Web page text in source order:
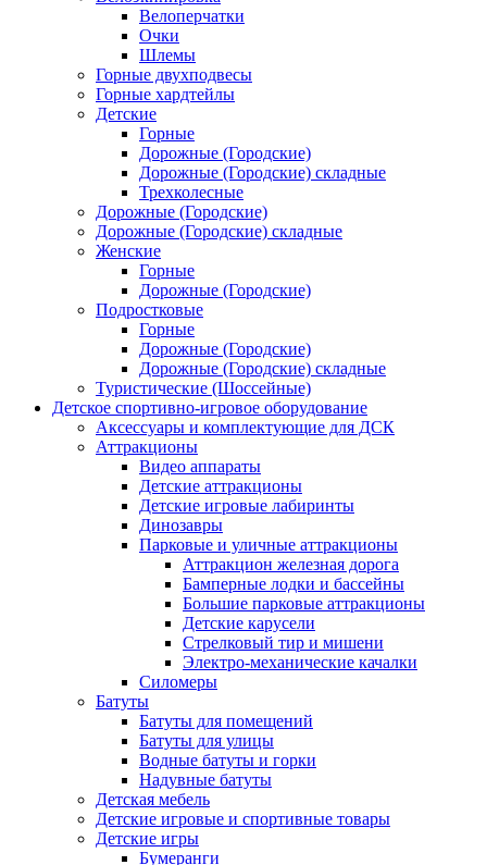
Велоперчатки
Очки
Шлемы
Горные двухподвесы
Горные хардтейлы
Детские
Горные
Дорожные (Городские)
Дорожные (Городские) складные
Трехколесные
Дорожные (Городские)
Дорожные (Городские) складные
Женские
Горные
Дорожные (Городские)
Подростковые
Горные
Дорожные (Городские)
Дорожные (Городские) складные
Туристические (Шоссейные)
Детское спортивно-игровое оборудование
Аксессуары и комплектующие для ДСК
Аттракционы
Видео аппараты
Детские аттракционы
Детские игровые лабиринты
Динозавры
Парковые и уличные аттракционы
Аттракцион железная дорога
Бамперные лодки и бассейны
Большие парковые аттракционы
Детские карусели
Стрелковый тир и мишени
Электро-механические качалки
Силомеры
Батуты
Батуты для помещений
Батуты для улицы
Водные батуты и горки
Надувные батуты
Детская мебель
Детские игровые и спортивные товары
Детские игры
Бумеранги